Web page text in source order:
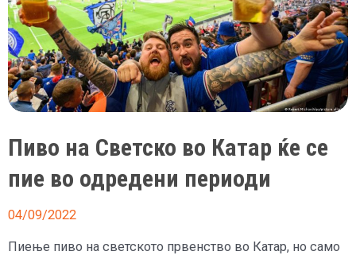
српските
фудбалери
на
Светското
Пиво на Светско во Катар ќе се
пие во одредени периоди
04/09/2022
Пиење пиво на светското првенство во Катар, но само